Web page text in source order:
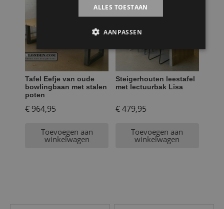
Tafel Eefje van oude
bowlingbaan met stalen
poten
€ 964,95
Toevoegen aan
winkelwagen
Steigerhouten leestafel
met lectuurbak Lisa
€479,95
Toevoegen aan
winkelwagen
ALLES TOESTAAN
AANPASSEN